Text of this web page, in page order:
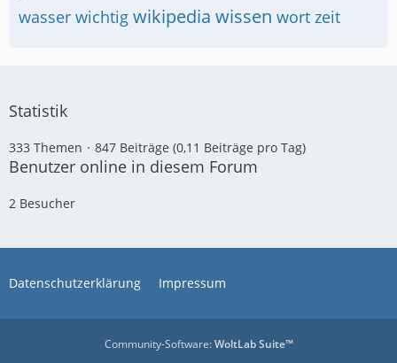
wasser wichtig wikipedia wissen wort zeit
Statistik
333 Themen 847 Beiträge (0,11 Beiträge pro Tag)
Benutzer online in diesem Forum
2 Besucher
Datenschutzerklärung Impressum
Community-Software:WoltLab Suite™